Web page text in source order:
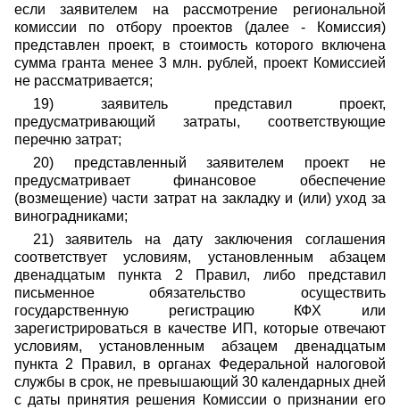
если заявителем на рассмотрение региональной
комиссии по отбору проектов (далее - Комиссия)
представлен проект, в стоимость которого включена
сумма гранта менее 3 млн. рублей, проект Комиссией
не рассматривается;
19) заявитель представил проект,
предусматривающий затраты, соответствующие
перечню затрат;
20) представленный заявителем проект не
предусматривает финансовое обеспечение
(возмещение) части затрат на закладку и (или) уход за
виноградниками;
21) заявитель на дату заключения соглашения
соответствует условиям, установленным абзацем
двенадцатым пункта 2 Правил, либо представил
письменное обязательство осуществить
государственную регистрацию КФХ или
зарегистрироваться в качестве ИП, которые отвечают
условиям, установленным абзацем двенадцатым
пункта 2 Правил, в органах Федеральной налоговой
службы в срок, не превышающий 30 календарных дней
с даты принятия решения Комиссии о признании его